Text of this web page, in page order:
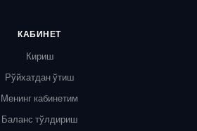
КАБИНЕТ
Кириш
Рўйхатдан ўтиш
Менинг кабинетим
Баланс тўлдириш